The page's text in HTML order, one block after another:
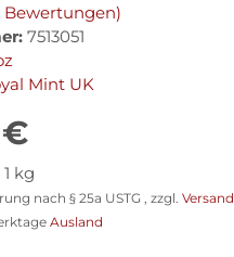
Bewertungen)
7513051
Mint UK
€
kg
nach § 25a USTG , zzgl. Versand
Ausland